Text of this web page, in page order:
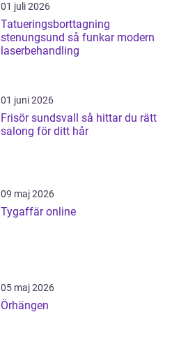
01 juli 2026
Tatueringsborttagning
stenungsund så funkar modern
laserbehandling
01 juni 2026
Frisör sundsvall så hittar du rätt
salong för ditt hår
09 maj 2026
Tygaffär online
05 maj 2026
Örhängen